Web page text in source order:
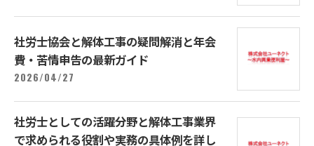
社労士協会と解体工事の疑問解消と年会
費・苦情申告の最新ガイド
2026/04/27
社労士としての活躍分野と解体工事業界
で求められる役割や実務の具体例を詳し